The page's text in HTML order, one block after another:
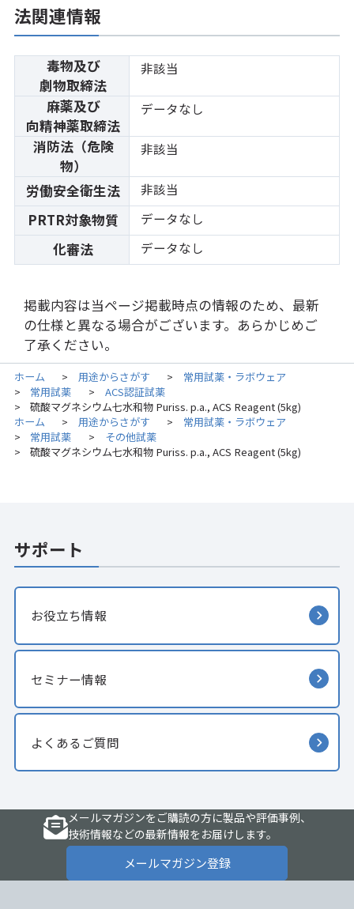
法関連情報
毒物及び
劇物取締法
非該当
麻薬及び
向精神薬取締法
データなし
消防法（危険
物）
非該当
労働安全衛生法 非該当
PRTR対象物質 データなし
化審法 データなし
掲載内容は当ページ掲載時点の情報のため、最新
の仕様と異なる場合がございます。あらかじめご
了承ください。
ホーム > 用途からさがす > 常用試薬・ラボウェア
> 常用試薬 > ACS認証試薬
>
硫酸マグネシウム七水和物 Puriss. p.a., ACS Reagent (5kg)
ホーム
> 用途からさがす > 常用試薬・ラボウェア
> 常用試薬 > その他試薬
> 硫酸マグネシウム七水和物 Puriss. p.a., ACS Reagent (5kg)
サポート
お役立ち情報
セミナー情報
よくあるご質問
メールマガジンをご購読の方に製品や評価事例、
技術情報などの最新情報をお届けします。
メールマガジン登録